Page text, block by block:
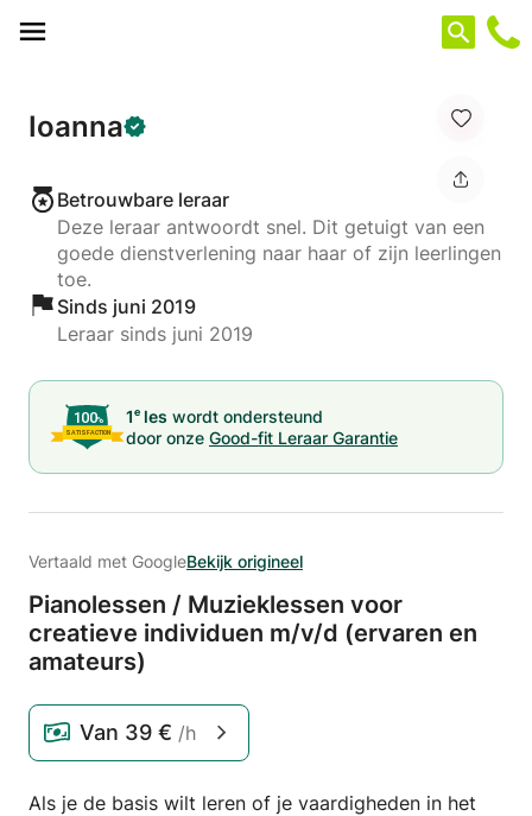
Ioanna
Betrouwbare leraar
Deze leraar antwoordt snel. Dit getuigt van een
goede dienstverlening naar haar of zijn leerlingen
toe.
Sinds juni 2019
Leraar sinds juni 2019
1e les wordt ondersteund
door onze Good-fit Leraar Garantie
Vertaald met GoogleBekijk origineel
Pianolessen / Muzieklessen voor
creatieve individuen m/v/d (ervaren en
amateurs)
Van 39 € /h
Als je de basis wilt leren of je vaardigheden in het